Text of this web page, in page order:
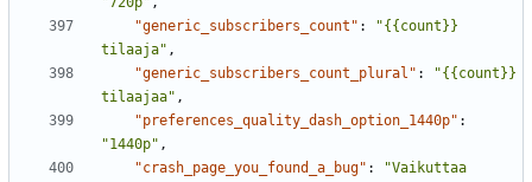
"generic_subscribers_count" :
"{{count}}
tilaaja" ,
"generic_subscribers_count_plural" :
"{{count}}
tilaajaa" ,
"preferences_quality_dash_option_1440p" :
"1440p" ,
"crash_page_you_found_a_bug" :
"Vaikuttaa